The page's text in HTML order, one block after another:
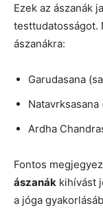
Ezek az ászanák
testtudatosságot.
ászanákra:
Garudasana
Natavrksasana
Ardha
Fontos
ászanák kihívást
a jóga